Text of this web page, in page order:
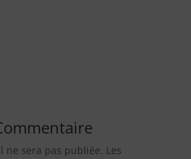
ne sera pas publiée. Les